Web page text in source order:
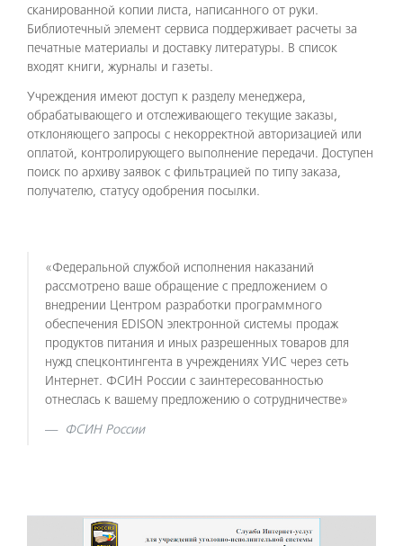
сканированной копии листа, написанного от руки.
Библиотечный элемент сервиса поддерживает расчеты за
печатные материалы и доставку литературы. В список
входят книги, журналы и газеты.
Учреждения имеют доступ к разделу менеджера,
обрабатывающего и отслеживающего текущие заказы,
отклоняющего запросы с некорректной авторизацией или
оплатой, контролирующего выполнение передачи. Доступен
поиск по архиву заявок с фильтрацией по типу заказа,
получателю, статусу одобрения посылки.
«Федеральной службой исполнения наказаний
рассмотрено ваше обращение с предложением о
внедрении Центром разработки программного
обеспечения EDISON электронной системы продаж
продуктов питания и иных разрешенных товаров для
нужд спецконтингента в учреждениях УИС через сеть
Интернет. ФСИН России с заинтересованностью
отнеслась к вашему предложению о сотрудничестве»
ФСИН России